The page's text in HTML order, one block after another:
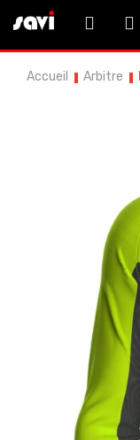
Accueil Arbitre